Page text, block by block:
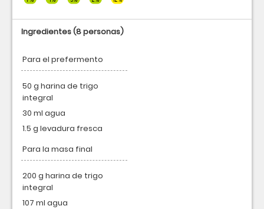
Ingredientes(8 personas)
Para el prefermento
50 g harina de trigo
integral
30 ml agua
1.5 g levadura fresca
Para la masa final
200 g harina de trigo
integral
107 ml agua